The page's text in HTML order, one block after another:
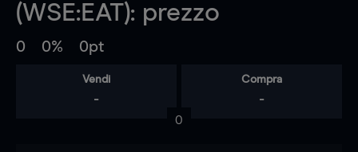
(WSE:EAT): prezzo
0 0% 0pt
Vendi
-
Compra
-
0